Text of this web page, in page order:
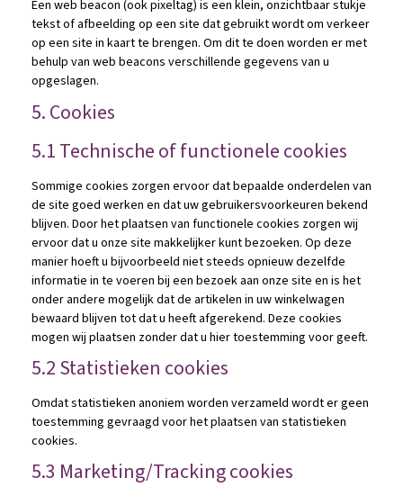
Een web beacon (ook pixeltag) is een klein, onzichtbaar stukje
tekst of afbeelding op een site dat gebruikt wordt om verkeer
op een site in kaart te brengen. Om dit te doen worden er met
behulp van web beacons verschillende gegevens van u
opgeslagen.
5. Cookies
5.1 Technische of functionele cookies
Sommige cookies zorgen ervoor dat bepaalde onderdelen van
de site goed werken en dat uw gebruikersvoorkeuren bekend
blijven. Door het plaatsen van functionele cookies zorgen wij
ervoor dat u onze site makkelijker kunt bezoeken. Op deze
manier hoeft u bijvoorbeeld niet steeds opnieuw dezelfde
informatie in te voeren bij een bezoek aan onze site en is het
onder andere mogelijk dat de artikelen in uw winkelwagen
bewaard blijven tot dat u heeft afgerekend. Deze cookies
mogen wij plaatsen zonder dat u hier toestemming voor geeft.
5.2 Statistieken cookies
Omdat statistieken anoniem worden verzameld wordt er geen
toestemming gevraagd voor het plaatsen van statistieken
cookies.
5.3 Marketing/Tracking cookies